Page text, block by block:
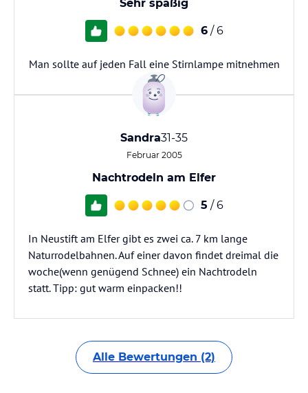
Sehr spaßig
6 / 6
Man sollte auf jeden Fall eine Stirnlampe mitnehmen
Sandra31-35
Februar 2005
Nachtrodeln am Elfer
5 / 6
In Neustift am Elfer gibt es zwei ca. 7 km lange
Naturrodelbahnen. Auf einer davon findet dreimal die
woche(wenn genügend Schnee) ein Nachtrodeln
statt. Tipp: gut warm einpacken!!
Alle Bewertungen (2)